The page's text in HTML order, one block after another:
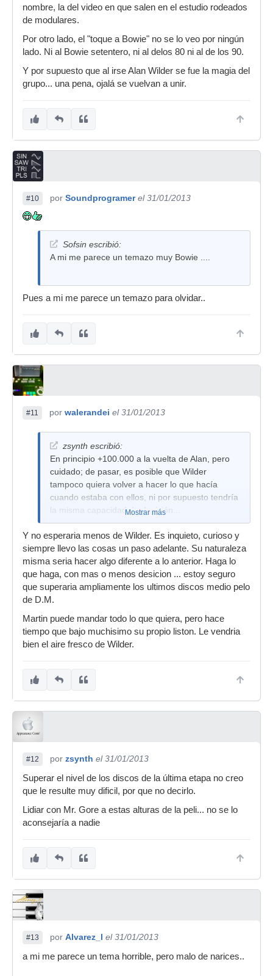
nombre, la del video en que salen en el estudio rodeados
de modulares.
Por otro lado, el "toque a Bowie" no se lo veo por ningún
lado. Ni al Bowie setentero, ni al delos 80 ni al de los 90.
Y por supuesto que al irse Alan Wilder se fue la magia del
grupo... una pena, ojalá se vuelvan a unir.
#10 por Soundprogramer el 31/01/2013
Sofsin escribió:
A mi me parece un temazo muy Bowie ....
Pues a mi me parece un temazo para olvidar..
#11 por walerandei el 31/01/2013
zsynth escribió:
En principio +100.000 a la vuelta de Alan, pero
cuidado; de pasar, es posible que Wilder
tampoco quiera volver a hacer lo que hacía
cuando estaba con ellos, ni por supuesto tendría
la misma capacidad de decisión...
Mostrar más
Y no esperaria menos de Wilder. Es inquieto, curioso y
siempre llevo las cosas un paso adelante. Su naturaleza
misma seria hacer algo diferente a lo anterior. Haga lo
que haga, con mas o menos desicion ... estoy seguro
que superaria ampliamente los ultimos discos medio pelo
de D.M.
Martin puede mandar todo lo que quiera, pero hace
tiempo que bajo muchisimo su propio liston. Le vendria
bien el aire fresco de Wilder.
#12 por zsynth el 31/01/2013
Superar el nivel de los discos de la última etapa no creo
que le resulte muy dificil, por que no decirlo.
Lidiar con Mr. Gore a estas alturas de la peli... no se lo
aconsejaría a nadie
#13 por Alvarez_l el 31/01/2013
a mi me parece un tema horrible, pero malo de narices..